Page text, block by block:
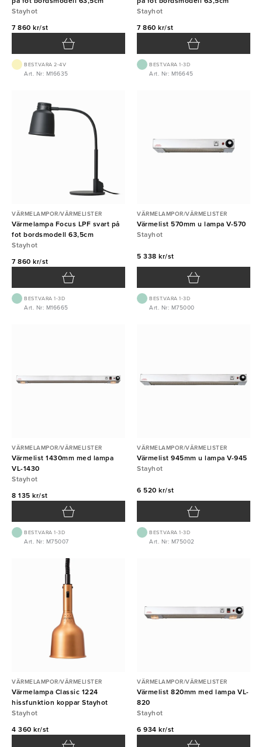
Stayhot
7 860 kr/st
BEST.VARA 2-4V
Art. Nr: M16635
Stayhot
7 860 kr/st
BEST.VARA 1-3D
Art. Nr: M16645
VÄRMELAMPOR/VÄRMELISTER
Värmelampa Focus LPF svart på
fot bordsmodell 63,5cm
Stayhot
7 860 kr/st
BEST.VARA 1-3D
Art. Nr: M16665
VÄRMELAMPOR/VÄRMELISTER
Värmelist 570mm u lampa V-570
Stayhot
5 338 kr/st
BEST.VARA 1-3D
Art. Nr: M75000
VÄRMELAMPOR/VÄRMELISTER
Värmelist 1430mm med lampa
VL-1430
Stayhot
8 135 kr/st
BEST.VARA 1-3D
Art. Nr: M75007
VÄRMELAMPOR/VÄRMELISTER
Värmelist 945mm u lampa V-945
Stayhot
6 520 kr/st
BEST.VARA 1-3D
Art. Nr: M75002
VÄRMELAMPOR/VÄRMELISTER
Värmelampa Classic 1224
hissfunktion koppar Stayhot
Stayhot
4 360 kr/st
VÄRMELAMPOR/VÄRMELISTER
Värmelist 820mm med lampa VL-
820
Stayhot
6 934 kr/st